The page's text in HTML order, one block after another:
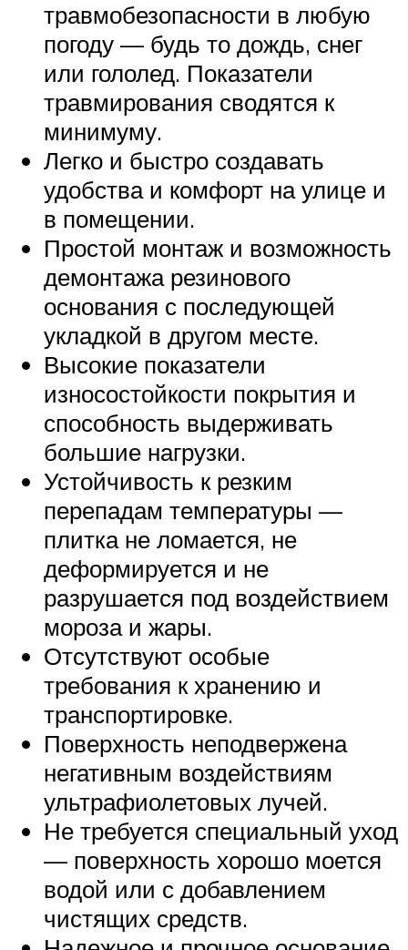
травмобезопасности в любую
погоду — будь то дождь, снег
или гололед. Показатели
травмирования сводятся к
минимуму.
Легко и быстро создавать
удобства и комфорт на улице и
в помещении.
Простой монтаж и возможность
демонтажа резинового
основания с последующей
укладкой в другом месте.
Высокие показатели
износостойкости покрытия и
способность выдерживать
большие нагрузки.
Устойчивость к резким
перепадам температуры —
плитка не ломается, не
деформируется и не
разрушается под воздействием
мороза и жары.
Отсутствуют особые
требования к хранению и
транспортировке.
Поверхность неподвержена
негативным воздействиям
ультрафиолетовых лучей.
Не требуется специальный уход
— поверхность хорошо моется
водой или с добавлением
чистящих средств.